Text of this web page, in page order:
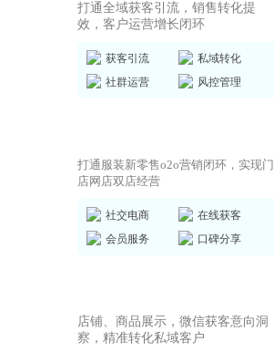
打通全域获客引流，销售转化提
效，客户运营增长闭环
获客引流
私域转化
社群运营
风控管理
打通服装新零售o2o营销闭环，实现门
店网店双店经营
社交电商
在线获客
会员服务
口碑分享
店铺、商品展示，微信获客意向洞
察，精准转化私域客户